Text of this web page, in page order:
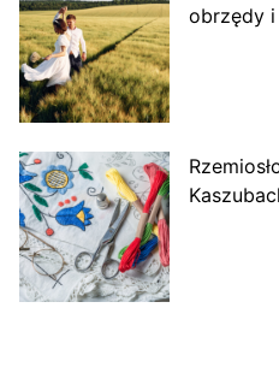
obrzędy